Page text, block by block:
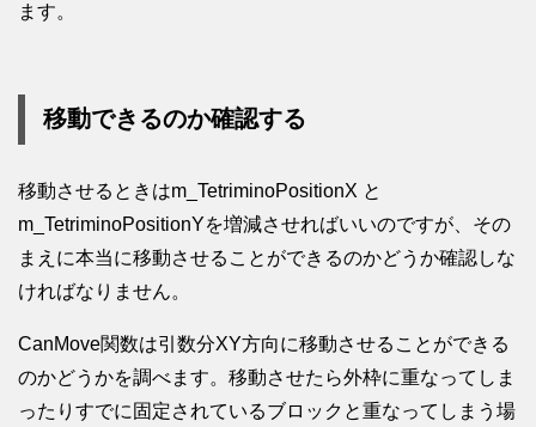
ます。
移動できるのか確認する
移動させるときはm_TetriminoPositionX と
m_TetriminoPositionYを増減させればいいのですが、その
まえに本当に移動させることができるのかどうか確認しな
ければなりません。
CanMove関数は引数分XY方向に移動させることができる
のかどうかを調べます。移動させたら外枠に重なってしま
ったりすでに固定されているブロックと重なってしまう場